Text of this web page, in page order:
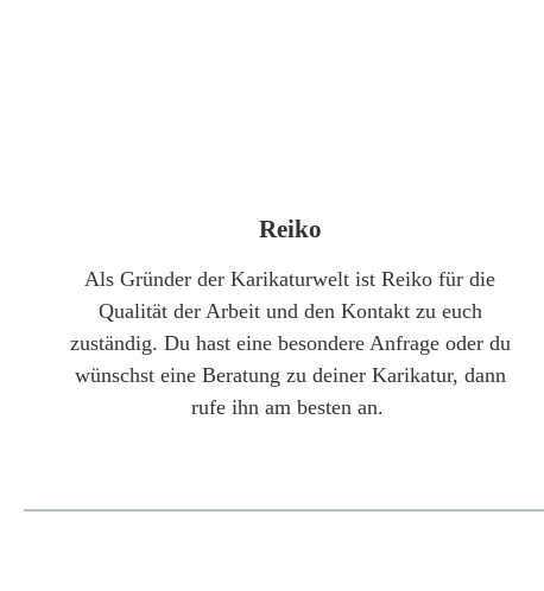
Reiko
Als Gründer der Karikaturwelt ist Reiko für die
Qualität der Arbeit und den Kontakt zu euch
zuständig. Du hast eine besondere Anfrage oder du
wünschst eine Beratung zu deiner Karikatur, dann
rufe ihn am besten an.